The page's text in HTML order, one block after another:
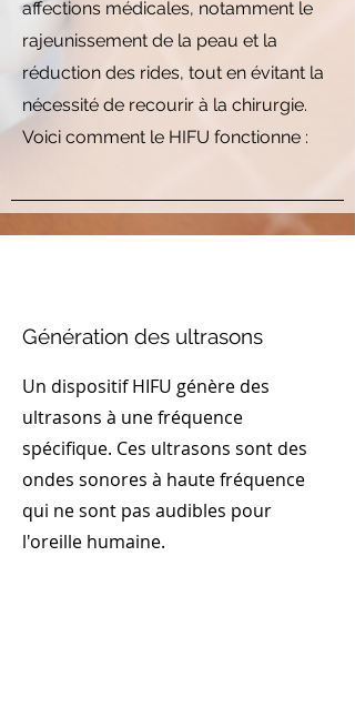
affections médicales, notamment le
rajeunissement de la peau et la
réduction des rides, tout en évitant la
nécessité de recourir à la chirurgie.
Voici comment le HIFU fonctionne :
Génération des ultrasons
Un dispositif HIFU génère des
ultrasons à une fréquence
spécifique. Ces ultrasons sont des
ondes sonores à haute fréquence
qui ne sont pas audibles pour
l'oreille humaine.